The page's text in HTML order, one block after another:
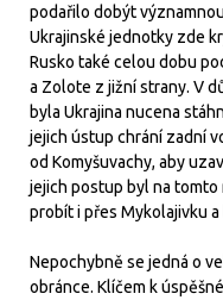
podařilo dobýt
Ukrajinské jednotky zde
Rusko také celou dobu
a Zolote z jižní strany. V
byla Ukrajina nucena
jejich ústup chrání zadní
od Komyšuvachy, aby
jejich postup byl na tomto
probít i přes Mykolajivku
Nepochybně se jedná o
obránce. Klíčem k